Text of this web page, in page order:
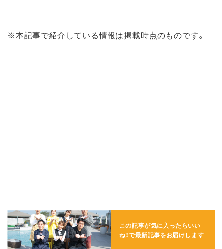
※本記事で紹介している情報は掲載時点のものです。
この記事が気に入ったらいい
ね！で最新記事をお届けします